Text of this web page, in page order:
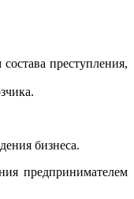
преступления,
бизнеса.
предпринимателем